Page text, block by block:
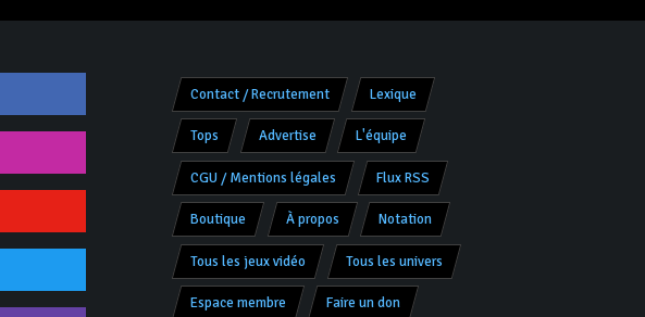
Contact / Recrutement Lexique
Tops Advertise L'équipe
CGU / Mentions légales Flux RSS
Boutique À propos Notation
Tous les jeux vidéo Tous les univers
Espace membre Faire un don